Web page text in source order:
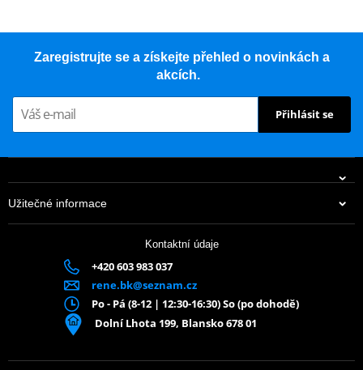
Zaregistrujte se a získejte přehled o novinkách a
akcích.
Přihlásit se
Užitečné informace
Kontaktní údaje
+420 603 983 037
rene.bk@seznam.cz
Po - Pá (8-12 | 12:30-16:30) So (po dohodě)
Dolní Lhota 199, Blansko 678 01